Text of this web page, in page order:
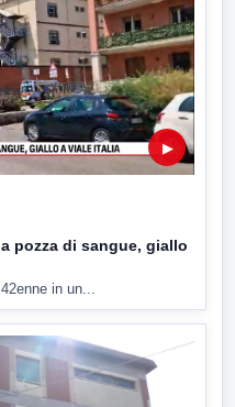
▶
pozza di sangue, giallo
in un...